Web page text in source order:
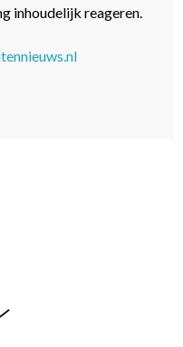
inhoudelijk reageren.